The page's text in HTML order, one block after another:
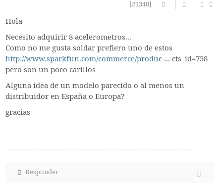
[#1340]
Hola
Necesito adquirir 8 acelerometros...
Como no me gusta soldar prefiero uno de estos
http://www.sparkfun.com/commerce/produc ... cts_id=758
pero son un poco carillos
Alguna idea de un modelo parecido o al menos un
distribuidor en España o Europa?
gracias
Responder